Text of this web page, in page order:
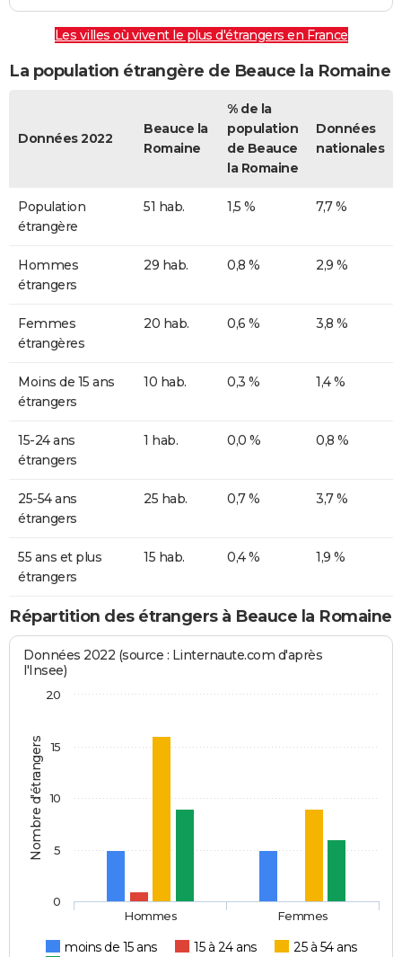
Les villes où vivent le plus d'étrangers en France
La population étrangère de Beauce la Romaine
Données 2022
Beauce la
Romaine
% de la
population
de Beauce
la Romaine
Données
nationales
Population
étrangère
51 hab. 1,5 % 7,7 %
Hommes
étrangers
29 hab. 0,8 % 2,9 %
Femmes
étrangères
20 hab. 0,6 % 3,8 %
Moins de 15 ans
étrangers
10 hab. 0,3 % 1,4 %
15-24 ans
étrangers
1 hab. 0,0 % 0,8 %
25-54 ans
étrangers
25 hab. 0,7 % 3,7 %
55 ans et plus
étrangers
15 hab. 0,4 % 1,9 %
Répartition des étrangers à Beauce la Romaine
Nombre d'étrangers
Données 2022 (source : Linternaute.com d'après
l'Insee)
moins de 15 ans 15 à 24 ans
25 à 54 ans
Hommes Femmes
0
5
10
15
20